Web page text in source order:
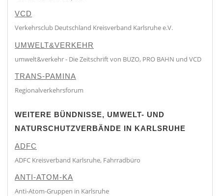
VCD
Verkehrsclub Deutschland Kreisverband Karlsruhe e.V.
UMWELT&VERKEHR
umwelt&verkehr - Die Zeitschrift von BUZO, PRO BAHN und VCD
TRANS-PAMINA
Regionalverkehrsforum
WEITERE BÜNDNISSE, UMWELT- UND
NATURSCHUTZVERBÄNDE IN KARLSRUHE
ADFC
ADFC Kreisverband Karlsruhe, Fahrradbüro
ANTI-ATOM-KA
Anti-Atom-Gruppen in Karlsruhe